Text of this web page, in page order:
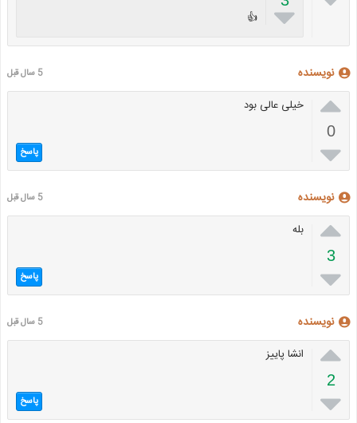

👍
نویسنده 5 سال قبل

0

خیلی عالی بود
پاسخ
نویسنده 5 سال قبل

3

بله
پاسخ
نویسنده 5 سال قبل

2

انشا پاییز
پاسخ